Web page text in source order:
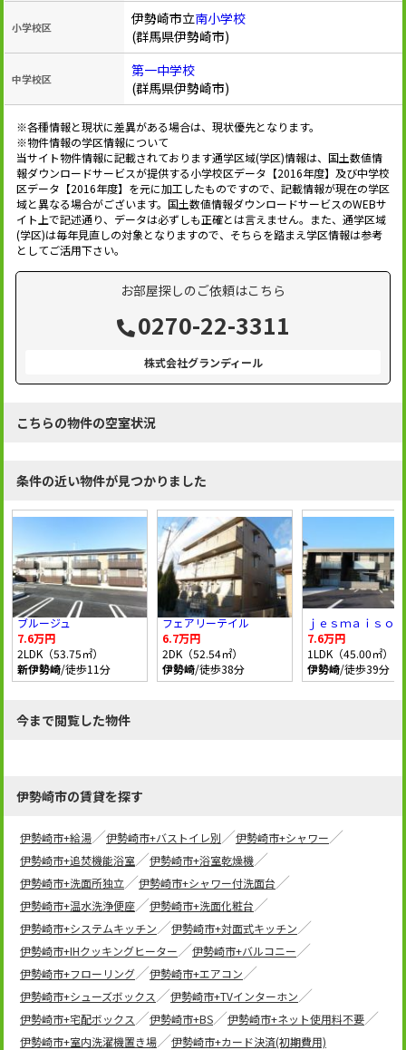
小学校区 伊勢崎市立南小学校
(群馬県伊勢崎市)
中学校区
第一中学校
(群馬県伊勢崎市)
※各種情報と現状に差異がある場合は、現状優先となります。
※物件情報の学区情報について
当サイト物件情報に記載されております通学区域(学区)情報は、国土数値情
報ダウンロードサービスが提供する小学校区データ【2016年度】及び中学校
区データ【2016年度】を元に加工したものですので、記載情報が現在の学区
域と異なる場合がございます。国土数値情報ダウンロードサービスのWEBサ
イト上で記述通り、データは必ずしも正確とは言えません。また、通学区域
(学区)は毎年見直しの対象となりますので、そちらを踏まえ学区情報は参考
としてご活用下さい。
お部屋探しのご依頼はこちら
0270-22-3311
株式会社グランディール
こちらの物件の空室状況
条件の近い物件が見つかりました
ブルージュ
7.6万円
2LDK（53.75㎡）
新伊勢崎/徒歩11分
フェアリーテイル
6.7万円
2DK（52.54㎡）
伊勢崎/徒歩38分
ｊｅｓｍａｉｓｏｎ
7.6万円
1LDK（45.00㎡）
伊勢崎/徒歩39分
今まで閲覧した物件
伊勢崎市の賃貸を探す
伊勢崎市+給湯 伊勢崎市+バストイレ別
伊勢崎市+シャワー
伊勢崎市+追焚機能浴室
伊勢崎市+浴室乾燥機
伊勢崎市+洗面所独立
伊勢崎市+シャワー付洗面台
伊勢崎市+温水洗浄便座
伊勢崎市+洗面化粧台
伊勢崎市+システムキッチン
伊勢崎市+対面式キッチン
伊勢崎市+IHクッキングヒーター
伊勢崎市+バルコニー
伊勢崎市+フローリング
伊勢崎市+エアコン
伊勢崎市+シューズボックス
伊勢崎市+TVインターホン
伊勢崎市+宅配ボックス
伊勢崎市+BS
伊勢崎市+ネット使用料不要
伊勢崎市+室内洗濯機置き場
伊勢崎市+カード決済(初期費用)